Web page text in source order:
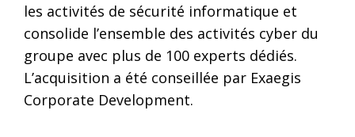
les activités de sécurité informatique et
consolide l’ensemble des activités cyber du
groupe avec plus de 100 experts dédiés.
L’acquisition a été conseillée par Exaegis
Corporate Development.